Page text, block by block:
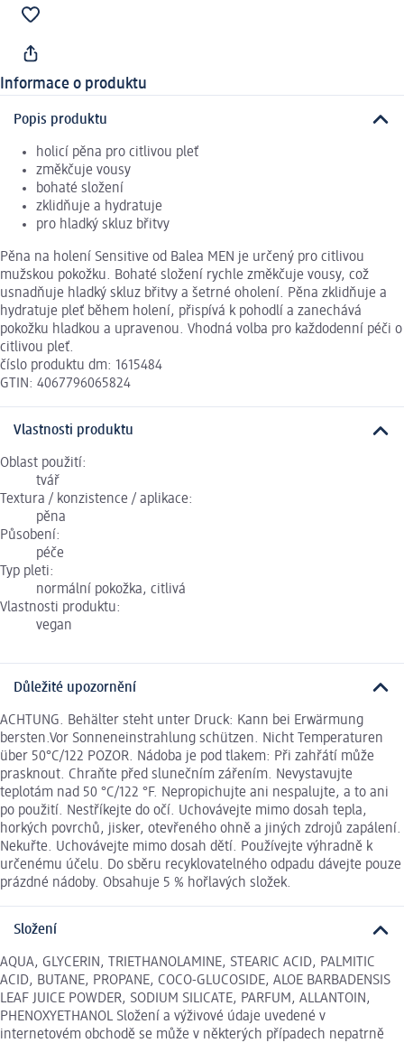
Informace o produktu
Popis produktu
holicí pěna pro citlivou pleť
změkčuje vousy
bohaté složení
zklidňuje a hydratuje
pro hladký skluz břitvy
Pěna na holení Sensitive od Balea MEN je určený pro citlivou
mužskou pokožku. Bohaté složení rychle změkčuje vousy, což
usnadňuje hladký skluz břitvy a šetrné oholení. Pěna zklidňuje a
hydratuje pleť během holení, přispívá k pohodlí a zanechává
pokožku hladkou a upravenou. Vhodná volba pro každodenní péči o
citlivou pleť.
číslo produktu dm: 1615484
GTIN: 4067796065824
Vlastnosti produktu
Oblast použití:
tvář
Textura / konzistence / aplikace:
pěna
Působení:
péče
Typ pleti:
normální pokožka, citlivá
Vlastnosti produktu:
vegan
Důležité upozornění
ACHTUNG. Behälter steht unter Druck: Kann bei Erwärmung
bersten.Vor Sonneneinstrahlung schützen. Nicht Temperaturen
über 50°C/122 POZOR. Nádoba je pod tlakem: Při zahřátí může
prasknout. Chraňte před slunečním zářením. Nevystavujte
teplotám nad 50 °C/122 °F. Nepropichujte ani nespalujte, a to ani
po použití. Nestříkejte do očí. Uchovávejte mimo dosah tepla,
horkých povrchů, jisker, otevřeného ohně a jiných zdrojů zapálení.
Nekuřte. Uchovávejte mimo dosah dětí. Používejte výhradně k
určenému účelu. Do sběru recyklovatelného odpadu dávejte pouze
prázdné nádoby. Obsahuje 5 % hořlavých složek.
Složení
AQUA, GLYCERIN, TRIETHANOLAMINE, STEARIC ACID, PALMITIC
ACID, BUTANE, PROPANE, COCO-GLUCOSIDE, ALOE BARBADENSIS
LEAF JUICE POWDER, SODIUM SILICATE, PARFUM, ALLANTOIN,
PHENOXYETHANOL Složení a výživové údaje uvedené v
internetovém obchodě se může v některých případech nepatrně